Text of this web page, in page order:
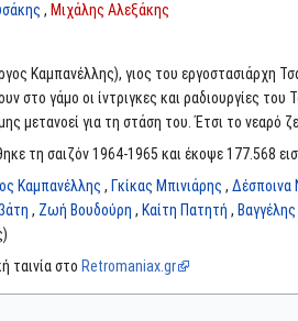
, Μιχάλης Αλεξάκης
Καμπανέλλης), γιος του εργοστασιάρχη
γάμο οι ίντριγκες και ραδιουργίες του
μετανοεί για τη στάση του. Έτσι το νεαρό
τη σαιζόν 1964-1965 και έκοψε 177.568
Καμπανέλλης , Γκίκας Μπινιάρης , Δέσποινα
, Ζωή Βουδούρη , Καίτη Πατητή ,
ταινία στο Retromaniax.gr